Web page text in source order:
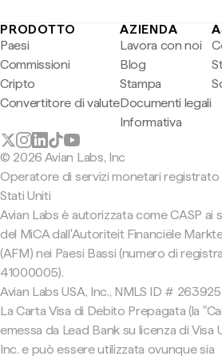
PRODOTTO
Paesi
Commissioni
Cripto
Convertitore di valute
AZIENDA
Lavora con noi
Blog
Stampa
Documenti legali
Informativa
© 2026 Avian Labs, Inc
Operatore di servizi monetari registrato
Stati Uniti
Avian Labs è autorizzata come CASP ai
del MiCA dall'Autoriteit Financiële
(AFM) nei Paesi Bassi (numero di
41000005).
Avian Labs USA, Inc., NMLS ID #
La Carta Visa di Debito Prepagata (la
emessa da Lead Bank su licenza di Visa
Inc. e può essere utilizzata ovunque sia